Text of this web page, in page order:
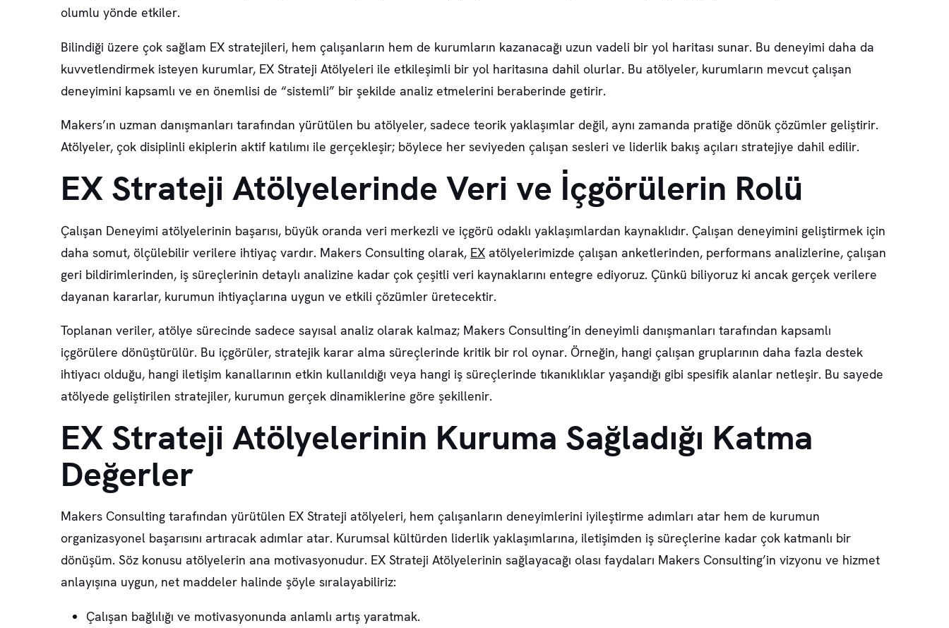
olumlu yönde etkiler.
Bilindiği üzere çok sağlam EX stratejileri, hem çalışanların hem de kurumların kazanacağı uzun vadeli bir yol haritası sunar. Bu deneyimi daha da
kuvvetlendirmek isteyen kurumlar, EX Strateji Atölyeleri ile etkileşimli bir yol haritasına dahil olurlar. Bu atölyeler, kurumların mevcut çalışan
deneyimini kapsamlı ve en önemlisi de “sistemli” bir şekilde analiz etmelerini beraberinde getirir.
Makers’ın uzman danışmanları tarafından yürütülen bu atölyeler, sadece teorik yaklaşımlar değil, aynı zamanda pratiğe dönük çözümler geliştirir.
Atölyeler, çok disiplinli ekiplerin aktif katılımı ile gerçekleşir; böylece her seviyeden çalışan sesleri ve liderlik bakış açıları stratejiye dahil edilir.
EX Strateji Atölyelerinde Veri ve İçgörülerin Rolü
Çalışan Deneyimi atölyelerinin başarısı, büyük oranda veri merkezli ve içgörü odaklı yaklaşımlardan kaynaklıdır. Çalışan deneyimini geliştirmek için
daha somut, ölçülebilir verilere ihtiyaç vardır. Makers Consulting olarak, EX atölyelerimizde çalışan anketlerinden, performans analizlerine, çalışan
geri bildirimlerinden, iş süreçlerinin detaylı analizine kadar çok çeşitli veri kaynaklarını entegre ediyoruz. Çünkü biliyoruz ki ancak gerçek verilere
dayanan kararlar, kurumun ihtiyaçlarına uygun ve etkili çözümler üretecektir.
Toplanan veriler, atölye sürecinde sadece sayısal analiz olarak kalmaz; Makers Consulting’in deneyimli danışmanları tarafından kapsamlı
içgörülere dönüştürülür. Bu içgörüler, stratejik karar alma süreçlerinde kritik bir rol oynar. Örneğin, hangi çalışan gruplarının daha fazla destek
ihtiyacı olduğu, hangi iletişim kanallarının etkin kullanıldığı veya hangi iş süreçlerinde tıkanıklıklar yaşandığı gibi spesifik alanlar netleşir. Bu sayede
atölyede geliştirilen stratejiler, kurumun gerçek dinamiklerine göre şekillenir.
EX Strateji Atölyelerinin Kuruma Sağladığı Katma
Değerler
Makers Consulting tarafından yürütülen EX Strateji atölyeleri, hem çalışanların deneyimlerini iyileştirme adımları atar hem de kurumun
organizasyonel başarısını artıracak adımlar atar. Kurumsal kültürden liderlik yaklaşımlarına, iletişimden iş süreçlerine kadar çok katmanlı bir
dönüşüm. Söz konusu atölyelerin ana motivasyonudur. EX Strateji Atölyelerinin sağlayacağı olası faydaları Makers Consulting’in vizyonu ve hizmet
anlayışına uygun, net maddeler halinde şöyle sıralayabiliriz:
Çalışan bağlılığı ve motivasyonunda anlamlı artış yaratmak.